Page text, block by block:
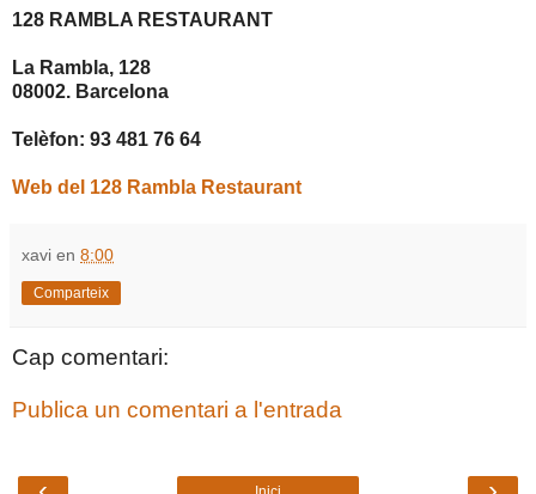
128 RAMBLA RESTAURANT
La Rambla, 128
08002. Barcelona
Telèfon: 93 481 76 64
Web del 128 Rambla Restaurant
xavi en 8:00
Comparteix
Cap comentari:
Publica un comentari a l'entrada